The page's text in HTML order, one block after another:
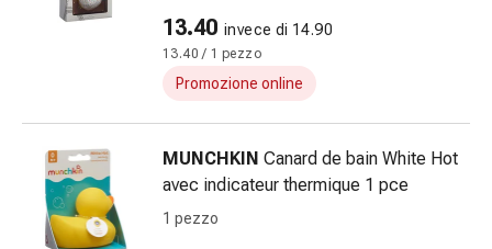
Cerotti
Strisce
garza
13.40 invece di 14.90
13.40 / 1 pezzo
Promozione online
MUNCHKIN Canard de bain White Hot
avec indicateur thermique 1 pce
1 pezzo